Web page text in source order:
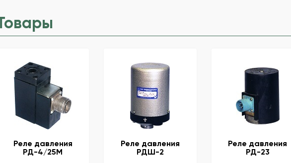
Реле давления
РД-4/25М
Реле давления
РДШ-2
Реле давления
РД-23